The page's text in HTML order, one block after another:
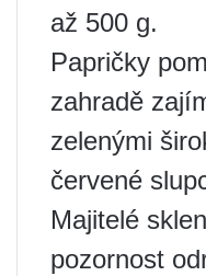
až 500 g.
Papričky
zahradě
zelenými
červené
Majitelé
pozornost